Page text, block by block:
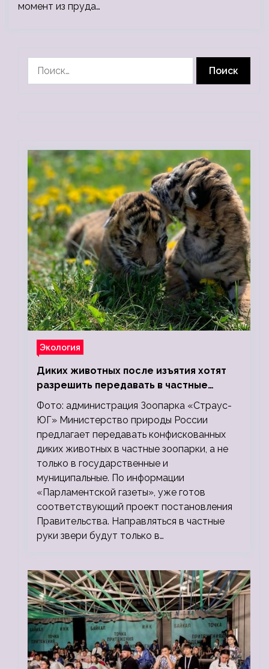
момент из пруда…
Экология
Диких животных после изъятия хотят
разрешить передавать в частные
зоопарки
Фото: администрация Зоопарка «Страус-
ЮГ» Министерство природы России
предлагает передавать конфискованных
диких животных в частные зоопарки, а не
только в государственные и
муниципальные. По информации
«Парламентской газеты», уже готов
соответствующий проект постановления
Правительства. Направляться в частные
руки звери будут только в…